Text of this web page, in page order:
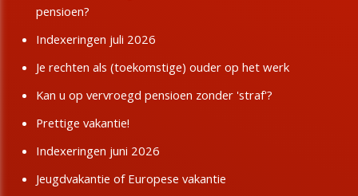
pensioen?
Indexeringen juli 2026
Je rechten als (toekomstige) ouder op het werk
Kan u op vervroegd pensioen zonder 'straf'?
Prettige vakantie!
Indexeringen juni 2026
Jeugdvakantie of Europese vakantie